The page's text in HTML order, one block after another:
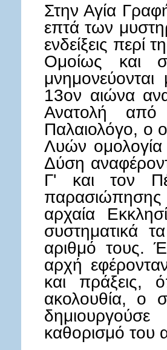
Στην Αγία
επτά των
ενδείξεις
Ομοίως και
13ον αιώνα
Ανατολή
Παλαιολόγο, ο
Λυών ομολογία
Δύση
Γ' και τον
αρχαία
συστηματικά
αριθμό τους.
αρχή
και πράξεις,
ακολουθία, ο
καθορισμό του